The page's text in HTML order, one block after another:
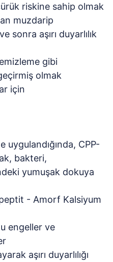
riskine sahip olmak
muzdarip
sonra aşırı duyarlılık
gibi
olmak
için
uygulandığında, CPP-
bakteri,
yumuşak dokuya
- Amorf Kalsiyum
engeller ve
aşırı duyarlılığı